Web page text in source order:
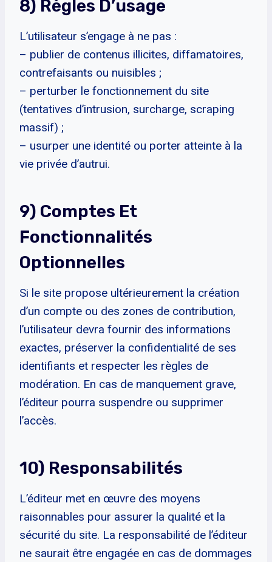
8) Règles D’usage
L’utilisateur s’engage à ne pas :
– publier de contenus illicites, diffamatoires,
contrefaisants ou nuisibles ;
– perturber le fonctionnement du site
(tentatives d’intrusion, surcharge, scraping
massif) ;
– usurper une identité ou porter atteinte à la
vie privée d’autrui.
9) Comptes Et
Fonctionnalités
Optionnelles
Si le site propose ultérieurement la création
d’un compte ou des zones de contribution,
l’utilisateur devra fournir des informations
exactes, préserver la confidentialité de ses
identifiants et respecter les règles de
modération. En cas de manquement grave,
l’éditeur pourra suspendre ou supprimer
l’accès.
10) Responsabilités
L’éditeur met en œuvre des moyens
raisonnables pour assurer la qualité et la
sécurité du site. La responsabilité de l’éditeur
ne saurait être engagée en cas de dommages